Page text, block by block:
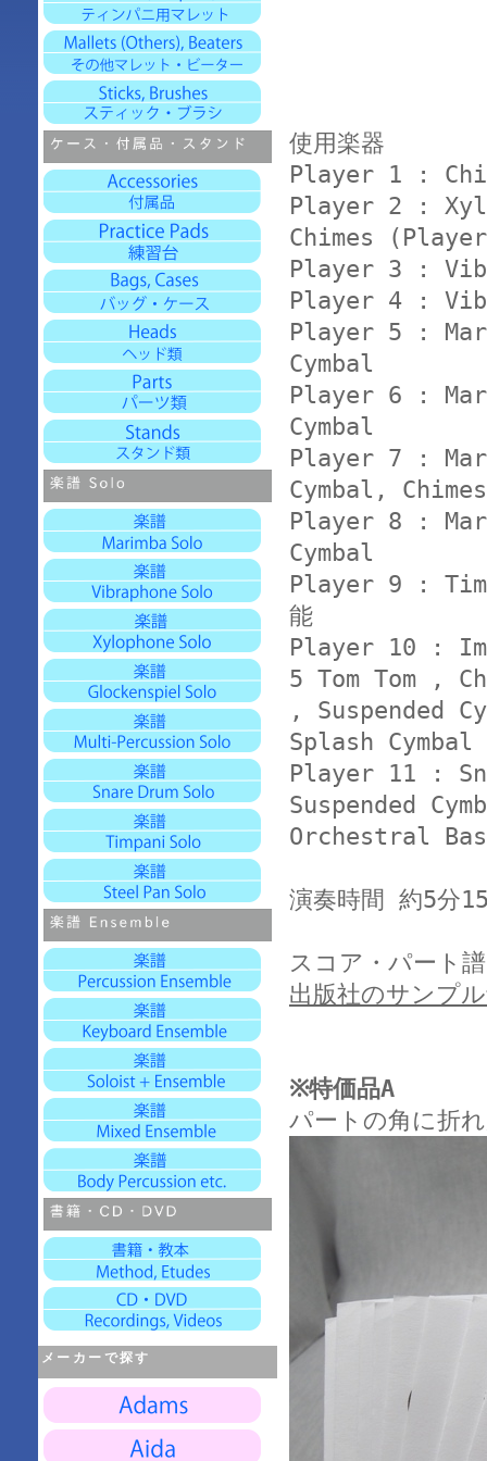
メーカーで探す
使用楽器
Player 1 :
Player 2 :
Chimes
Player 3 :
Player 4 :
Player 5 :
Cymbal
Player 6 :
Cymbal
Player 7 :
Cymbal,
Player 8 :
Cymbal
Player 9 :
能
Player 10 :
5 Tom Tom ,
, Suspended
Splash Cymbal
Player 11 :
Suspended
Orchestral
演奏時間 約5分
スコア・パート
出版社のサンプ
※特価品A
パートの角に折